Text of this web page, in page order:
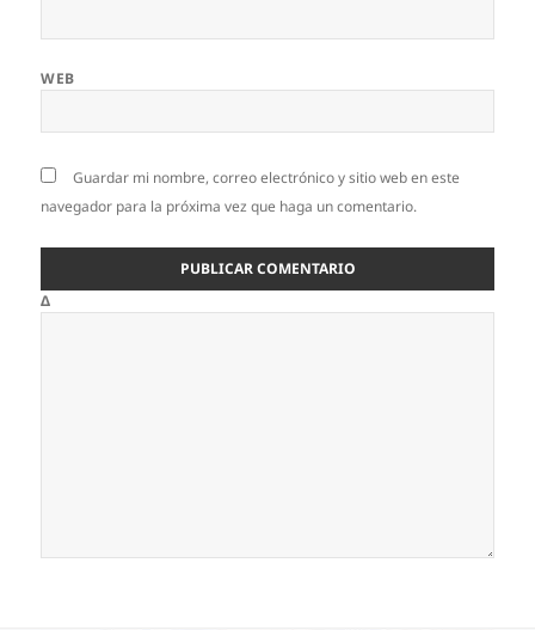
WEB
Guardar mi nombre, correo electrónico y sitio web en este
navegador para la próxima vez que haga un comentario.
Δ